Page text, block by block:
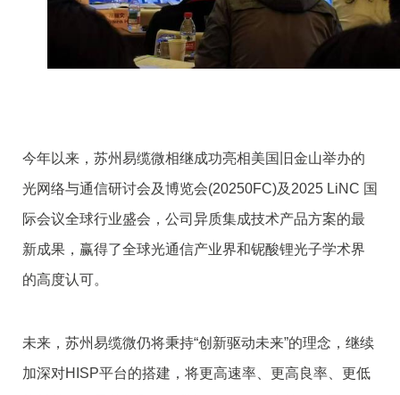
今年以来，苏州易缆微相继成功亮相美国旧金山举办的
光网络与通信研讨会及博览会(20250FC)及2025 LiNC 国
际会议全球行业盛会，公司异质集成技术产品方案的最
新成果，赢得了全球光通信产业界和铌酸锂光子学术界
的高度认可。
未来，苏州易缆微仍将秉持“创新驱动未来”的理念，继续
加深对HISP平台的搭建，将更高速率、更高良率、更低